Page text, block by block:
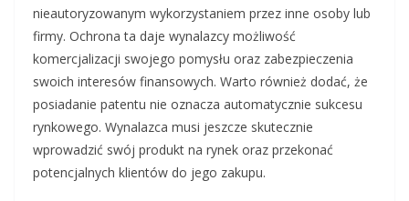
nieautoryzowanym wykorzystaniem przez inne osoby lub
firmy. Ochrona ta daje wynalazcy możliwość
komercjalizacji swojego pomysłu oraz zabezpieczenia
swoich interesów finansowych. Warto również dodać, że
posiadanie patentu nie oznacza automatycznie sukcesu
rynkowego. Wynalazca musi jeszcze skutecznie
wprowadzić swój produkt na rynek oraz przekonać
potencjalnych klientów do jego zakupu.